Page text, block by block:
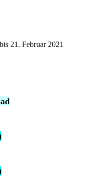
21. Februar 2021